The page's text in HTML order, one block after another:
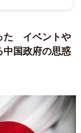
た イベントや
中国政府の思惑